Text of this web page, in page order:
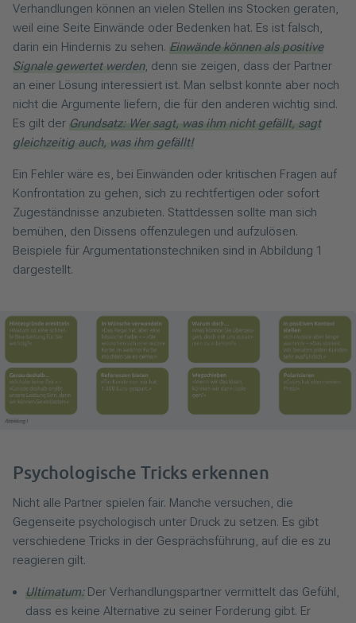
Verhandlungen können an vielen Stellen ins Stocken geraten,
weil eine Seite Einwände oder Bedenken hat. Es ist falsch,
darin ein Hindernis zu sehen. Einwände können als positive
Signale gewertet werden, denn sie zeigen, dass der Partner
an einer Lösung interessiert ist. Man selbst konnte aber noch
nicht die Argumente liefern, die für den anderen wichtig sind.
Es gilt der Grundsatz: Wer sagt, was ihm nicht gefällt, sagt
gleichzeitig auch, was ihm gefällt!
Ein Fehler wäre es, bei Einwänden oder kritischen Fragen auf
Konfrontation zu gehen, sich zu rechtfertigen oder sofort
Zugeständnisse anzubieten. Stattdessen sollte man sich
bemühen, den Dissens offenzulegen und aufzulösen.
Beispiele für Argumentationstechniken sind in Abbildung 1
dargestellt.
Psychologische Tricks erkennen
Nicht alle Partner spielen fair. Manche versuchen, die
Gegenseite psychologisch unter Druck zu setzen. Es gibt
verschiedene Tricks in der Gesprächsführung, auf die es zu
reagieren gilt.
Ultimatum:Der Verhandlungspartner vermittelt das Gefühl,
dass es keine Alternative zu seiner Forderung gibt. Er